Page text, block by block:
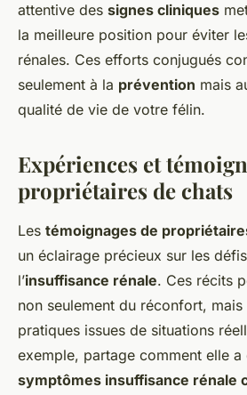
attentive des signes cliniques
la meilleure position pour éviter
rénales. Ces efforts conjugués
seulement à la prévention mais
qualité de vie de votre félin.
Expériences et
propriétaires de chats
Les témoignages de
un éclairage précieux sur les
l’insuffisance rénale. Ces récits
non seulement du réconfort,
pratiques issues de situations
exemple, partage comment elle
symptômes insuffisance rénale